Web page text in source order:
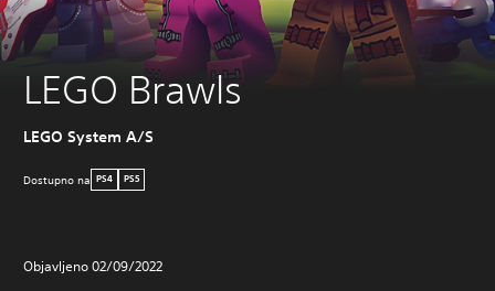
LEGO Brawls
LEGO System A/S
Dostupno na PS4 PS5
Objavljeno 02/09/2022